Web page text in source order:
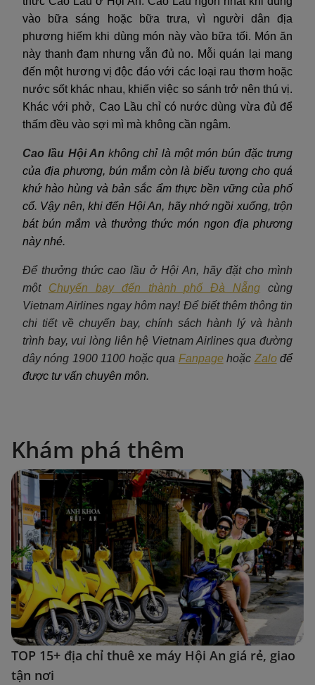
vào bữa sáng hoặc bữa trưa, vì người dân địa
phương hiếm khi dùng món này vào bữa tối. Món ăn
này thanh đạm nhưng vẫn đủ no. Mỗi quán lại mang
đến một hương vị độc đáo với các loại rau thơm hoặc
nước sốt khác nhau, khiến việc so sánh trở nên thú vị.
Khác với phở, Cao Lầu chỉ có nước dùng vừa đủ để
thấm đều vào sợi mì mà không cần ngâm.
Cao lầu Hội An không chỉ là một món bún đặc trưng
của địa phương, bún mắm còn là biểu tượng cho quá
khứ hào hùng và bản sắc ẩm thực bền vững của phố
cổ. Vậy nên, khi đến Hội An, hãy nhớ ngồi xuống, trộn
bát bún mắm và thưởng thức món ngon địa phương
này nhé.
Để thưởng thức cao lầu ở Hội An, hãy đặt cho mình
một Chuyến bay đến thành phố Đà Nẵng cùng
Vietnam Airlines ngay hôm nay! Để biết thêm thông tin
chi tiết về chuyến bay, chính sách hành lý và hành
trình bay, vui lòng liên hệ Vietnam Airlines qua đường
dây nóng 1900 1100 hoặc qua Fanpagehoặc Zalo để
được tư vấn chuyên môn.
Khám phá thêm
TOP 15+ địa chỉ thuê xe máy Hội An giá rẻ, giao
tận nơi